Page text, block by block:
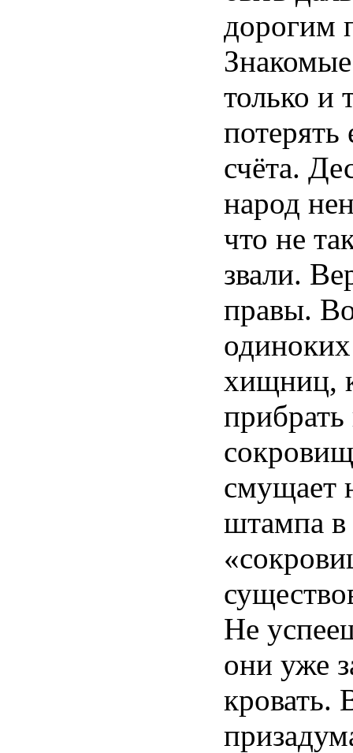
дорогим
Знакомые
только и
потерять
счёта.
народ
что не
звали.
правы.
одиноких
хищниц,
прибрать
смущает
штампа в
«
Не
они уже
кровать.